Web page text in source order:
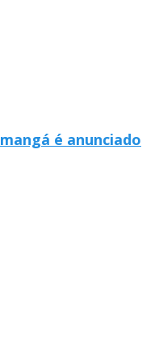
é anunciado